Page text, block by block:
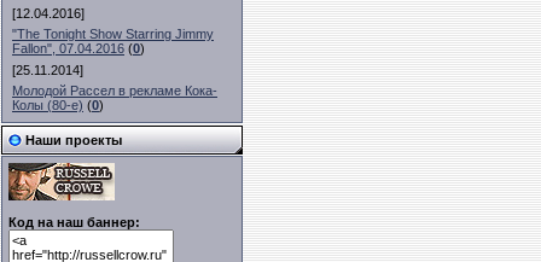
[12.04.2016]
"The Tonight Show Starring Jimmy
Fallon", 07.04.2016 (0)
[25.11.2014]
Молодой Рассел в рекламе Кока-
Колы (80-е) (0)
Наши проекты
Код на наш баннер: